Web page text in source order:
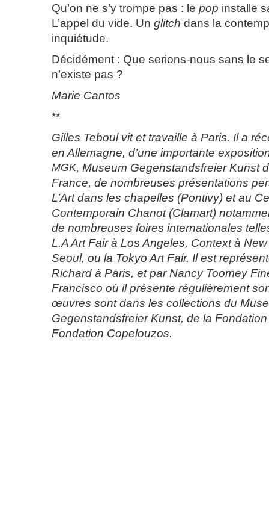
Qu’on ne s’y trompe pas : le pop installe
L’appel du vide. Un glitch dans la
inquiétude.
Décidément : Que serions-nous sans le
n’existe pas ?
Marie Cantos
**
Gilles Teboul vit et travaille à Paris. Il a
en Allemagne, d’une importante
MGK, Museum Gegenstandsfreier Kunst
France, de nombreuses présentations
L’Art dans les chapelles (Pontivy) et au
Contemporain Chanot (Clamart)
de nombreuses foires internationales
L.A Art Fair à Los Angeles, Context à
Seoul, ou la Tokyo Art Fair. Il est
Richard à Paris, et par Nancy Toomey
Francisco où il présente régulièrement
œuvres sont dans les collections du
Gegenstandsfreier Kunst, de la
Fondation Copelouzos.